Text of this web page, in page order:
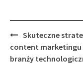
Post
navigation
Skuteczne
content marketingu
branży